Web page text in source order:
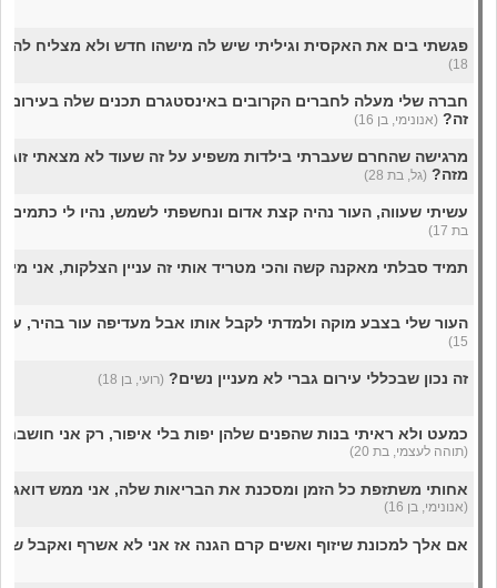
פגשתי בים את האקסית וגיליתי שיש לה מישהו חדש ולא מצליח
18)
חברה שלי מעלה לחברים הקרובים באינסטגרם תכנים שלה בעירום,
זה? (אנונימי, בן 16)
מרגישה שהחרם שעברתי בילדות משפיע על זה שעוד לא מצאתי
מזה? (גל, בת 28)
עשיתי שעווה, העור נהיה קצת אדום ונחשפתי לשמש, נהיו לי כתמים
בת 17)
תמיד סבלתי מאקנה קשה והכי מטריד אותי זה עניין הצלקות, אני
העור שלי בצבע מוקה ולמדתי לקבל אותו אבל מעדיפה עור בהיר,
15)
זה נכון שבכללי עירום גברי לא מעניין נשים? (רועי, בן 18)
כמעט ולא ראיתי בנות שהפנים שלהן יפות בלי איפור, רק אני חושבת
(תוהה לעצמי, בת 20)
אחותי משתזפת כל הזמן ומסכנת את הבריאות שלה, אני ממש
(אנונימי, בן 16)
אם אלך למכונת שיזוף ואשים קרם הגנה אז אני לא אשרף ואקבל